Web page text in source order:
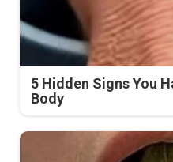
5 Hidden Signs You
Body